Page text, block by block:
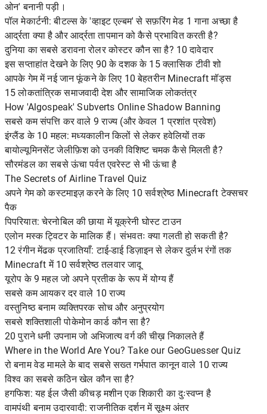
ओन' बनानी पड़ी।
पॉल मेकार्टनी: बीटल्स के 'व्हाइट एल्बम' से सफ़रिंग मेड 1 गाना अच्छा है
आर्द्रता क्या है और आर्द्रता तापमान को कैसे प्रभावित करती है?
दुनिया का सबसे डरावना रोलर कोस्टर कौन सा है? 10 दावेदार
इस सप्ताहांत देखने के लिए 90 के दशक के 15 क्लासिक टीवी शो
आपके गेम में नई जान फूंकने के लिए 10 बेहतरीन Minecraft मॉड्स
15 लोकतांत्रिक समाजवादी देश और सामाजिक लोकतंत्र
How 'Algospeak' Subverts Online Shadow Banning
सबसे कम संपत्ति कर वाले 9 राज्य (और केवल 1 प्रशांत प्रवेश)
इंग्लैंड के 10 महल: मध्यकालीन किलों से लेकर हवेलियों तक
बायोल्यूमिनसेंट जेलीफ़िश को उनकी विशिष्ट चमक कैसे मिलती है?
सौरमंडल का सबसे ऊंचा पर्वत एवरेस्ट से भी ऊंचा है
The Secrets of Airline Travel Quiz
अपने गेम को कस्टमाइज़ करने के लिए 10 सर्वश्रेष्ठ Minecraft टेक्सचर
पैक
पिपरियात: चेरनोबिल की छाया में यूक्रेनी घोस्ट टाउन
एलोन मस्क ट्विटर के मालिक हैं। संभवतः क्या गलती हो सकती है?
12 रंगीन मेंढक प्रजातियाँ: टाई-डाई डिज़ाइन से लेकर दुर्लभ रंगों तक
Minecraft में 10 सर्वश्रेष्ठ तलवार जादू
यूरोप के 9 महल जो अपने प्रतीक के रूप में योग्य हैं
सबसे कम आयकर दर वाले 10 राज्य
वस्तुनिष्ठ बनाम व्यक्तिपरक सोच और अनुप्रयोग
सबसे शक्तिशाली पोकेमोन कार्ड कौन सा है?
20 पुराने धनी उपनाम जो अभिजात्य वर्ग की चीख़ निकालते हैं
Where in the World Are You? Take our GeoGuesser Quiz
रो बनाम वेड मामले के बाद सबसे सख्त गर्भपात कानून वाले 10 राज्य
विश्व का सबसे कठिन खेल कौन सा है?
हगफिश: यह ईल जैसी कीचड़ मशीन एक शिकारी का दुःस्वप्न है
वामपंथी बनाम उदारवादी: राजनीतिक दर्शन में सूक्ष्म अंतर